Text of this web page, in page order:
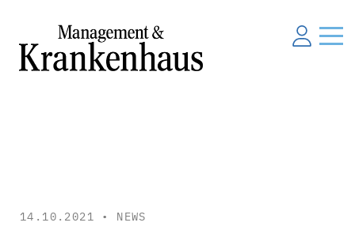
14.10.2021 • NEWS